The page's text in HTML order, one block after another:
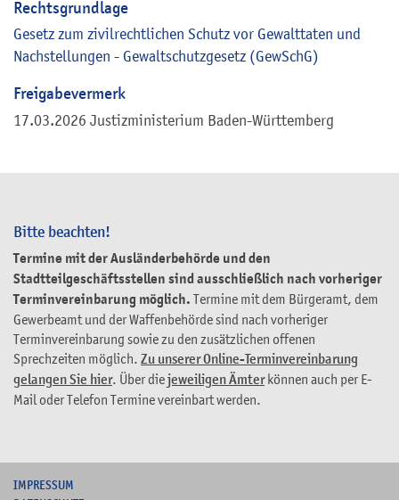
Bitte beachten!
Termine mit der Ausländerbehörde und den
Stadtteilgeschäftsstellen sind ausschließlich nach vorheriger
Terminvereinbarung möglich. Termine mit dem Bürgeramt, dem
Gewerbeamt und der Waffenbehörde sind nach vorheriger
Terminvereinbarung sowie zu den zusätzlichen offenen
Sprechzeiten möglich. Zu unserer Online-Terminvereinbarung
gelangen Sie hier. Über diejeweiligen Ämterkönnen auch per E-
Mail oder Telefon Termine vereinbart werden.
Rechtsgrundlage
Gesetz zum zivilrechtlichen Schutz vor Gewalttaten und
Nachstellungen - Gewaltschutzgesetz (GewSchG)
Freigabevermerk
17.03.2026 Justizministerium Baden-Württemberg
IMPRESSUM